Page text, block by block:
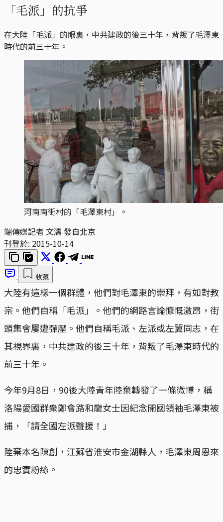
「毛派」的抗爭
在大陸「毛派」的眼裏，中共建政的後三十年，背叛了毛澤東
時代的前三十年。
河南南街村的「毛澤東村」。
端傳媒記者 文濤 發自北京
刊登於: 2015-10-14
收藏
大陸有這樣一個群體，他們對毛澤東的崇拜，有如對教
宗。他們自稱「毛派」。他們的網路言論慷慨激昂，街
頭集會屢遭彈壓。他們自稱毛派、左派或左翼同志，在
其視界裏，中共建政的後三十年，背叛了毛澤東時代的
前三十年。
今年9月8日，90後大陸青年陸棄轉發了一條微博，稱
洛陽愛國群衆鄭會路和龍女士因紀念開國領袖毛澤東被
捕，「請全國左派聲援！」
陸棄本名陳創，江蘇省淮安市金湖縣人，毛澤東周恩來
的忠實粉絲。